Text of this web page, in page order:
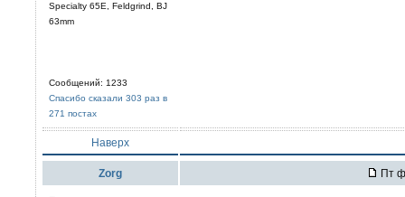
Specialty 65E, Feldgrind, BJ
63mm
Сообщений: 1233
Спасибо сказали 303 раз в
271 постах
Наверх
Zorg Пт